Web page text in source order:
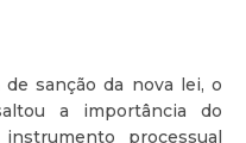
sanção da nova lei, o
a importância do
processual